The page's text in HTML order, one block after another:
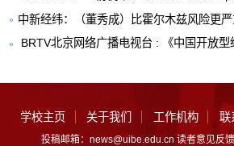
中新经纬：（董秀成）比霍尔木兹风险更严
BRTV北京网络广播电视台 : 《中国开放型
学校主页 关于我们 工作机构 联
投稿邮箱：news@uibe.edu.cn 读者意见反